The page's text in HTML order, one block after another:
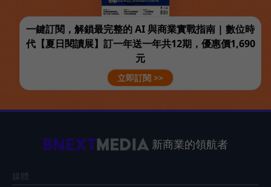
一鍵訂閱，解鎖最完整的 AI 與商業實戰指南 | 數位時
代【夏日閱讀展】訂一年送一年共12期，優惠價1,690
元
立即訂閱 >>
新商業的領航者
媒體